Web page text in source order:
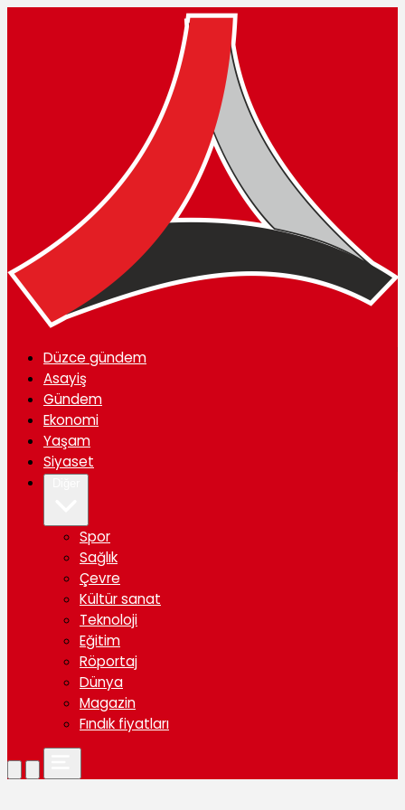
Düzce gündem
Asayiş
Gündem
Ekonomi
Yaşam
Siyaset
Spor
Sağlık
Çevre
Kültür sanat
Teknoloji
Eğitim
Röportaj
Dünya
Magazin
Fındık fiyatları